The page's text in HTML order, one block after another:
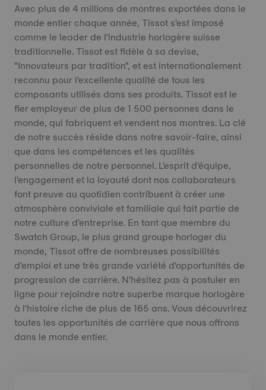
Avec plus de 4 millions de montres exportées dans le
monde entier chaque année, Tissot s'est imposé
comme le leader de l'industrie horlogère suisse
traditionnelle. Tissot est fidèle à sa devise,
"Innovateurs par tradition", et est internationalement
reconnu pour l'excellente qualité de tous les
composants utilisés dans ses produits. Tissot est le
fier employeur de plus de 1 500 personnes dans le
monde, qui fabriquent et vendent nos montres. La clé
de notre succès réside dans notre savoir-faire, ainsi
que dans les compétences et les qualités
personnelles de notre personnel. L'esprit d'équipe,
l'engagement et la loyauté dont nos collaborateurs
font preuve au quotidien contribuent à créer une
atmosphère conviviale et familiale qui fait partie de
notre culture d'entreprise. En tant que membre du
Swatch Group, le plus grand groupe horloger du
monde, Tissot offre de nombreuses possibilités
d'emploi et une très grande variété d'opportunités de
progression de carrière. N'hésitez pas à postuler en
ligne pour rejoindre notre superbe marque horlogère
à l'histoire riche de plus de 165 ans. Vous découvrirez
toutes les opportunités de carrière que nous offrons
dans le monde entier.